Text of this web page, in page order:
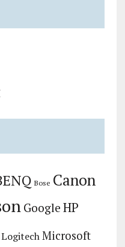
Bose Canon
Google HP
Logitech Microsoft